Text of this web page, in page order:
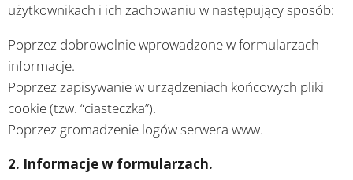
użytkownikach i ich zachowaniu w następujący sposób:
Poprzez dobrowolnie wprowadzone w formularzach
informacje.
Poprzez zapisywanie w urządzeniach końcowych pliki
cookie (tzw. “ciasteczka”).
Poprzez gromadzenie logów serwera www.
2. Informacje w formularzach.